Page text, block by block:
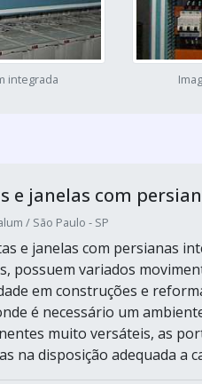
integrada
e janelas com
/ São Paulo - SP
e janelas com persianas
possuem variados
em construções e
é necessário um
muito versáteis, as
na disposição adequada a